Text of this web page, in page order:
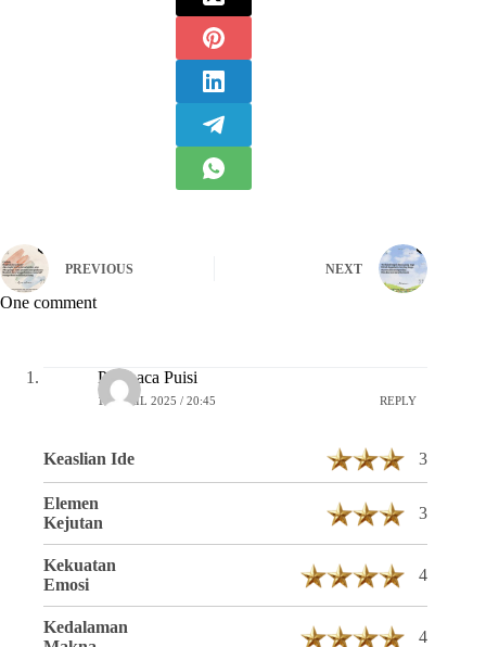
PREVIOUS NEXT
One comment
Pembaca Puisi
16 APRIL 2025 / 20:45 REPLY
Keaslian Ide 3
Elemen
Kejutan
3
Kekuatan
Emosi
4
Kedalaman
4